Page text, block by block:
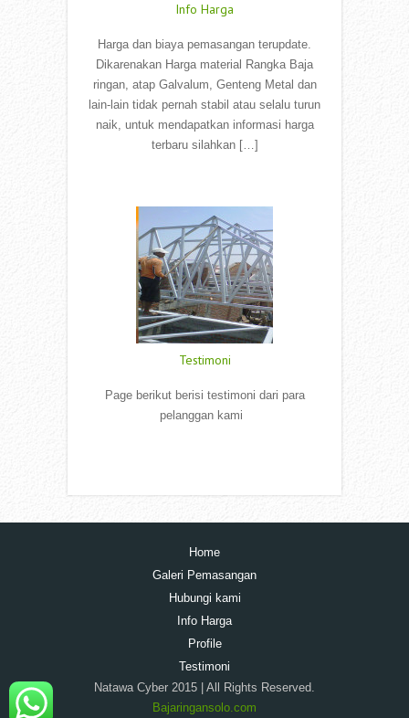
Info Harga
Harga dan biaya pemasangan terupdate.
Dikarenakan Harga material Rangka Baja
ringan, atap Galvalum, Genteng Metal dan
lain-lain tidak pernah stabil atau selalu turun
naik, untuk mendapatkan informasi harga
terbaru silahkan […]
Testimoni
Page berikut berisi testimoni dari para
pelanggan kami
Home
Galeri Pemasangan
Hubungi kami
Info Harga
Profile
Testimoni
Natawa Cyber 2015 | All Rights Reserved.
Bajaringansolo.com